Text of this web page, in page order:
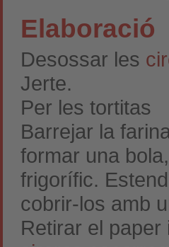
Elaboració
Desossar les
Jerte.
Per les tortitas
Barrejar la
formar una
frigorífic.
cobrir-los amb
Retirar el